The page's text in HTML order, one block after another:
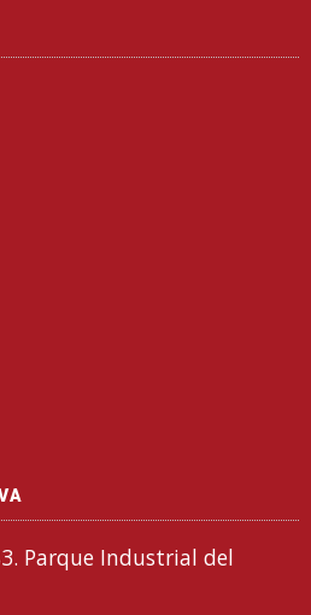
Parque Industrial del